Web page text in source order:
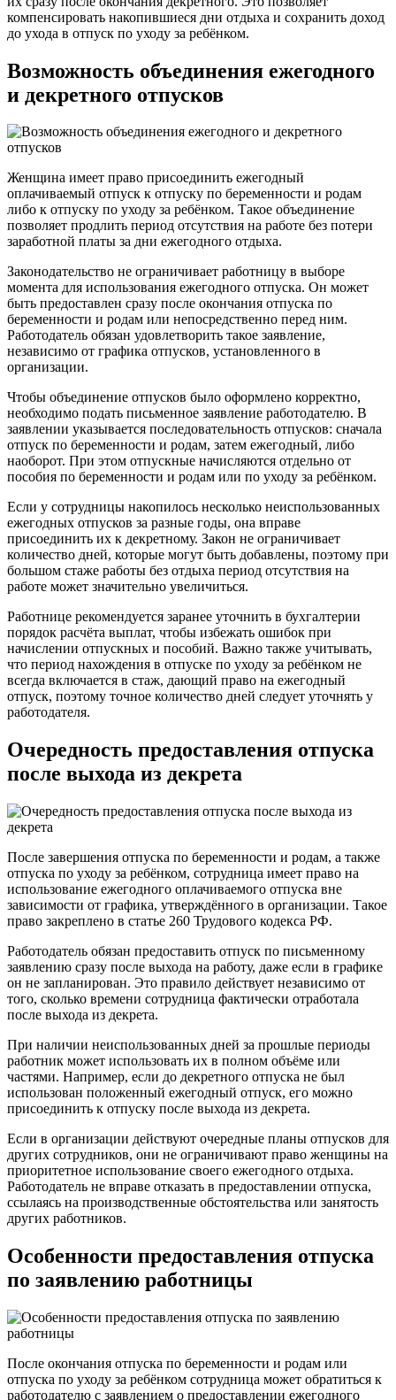
компенсировать накопившиеся дни отдыха и сохранить доход
до ухода в отпуск по уходу за ребёнком.
Возможность объединения ежегодного
и декретного отпусков
Женщина имеет право присоединить ежегодный
оплачиваемый отпуск к отпуску по беременности и родам
либо к отпуску по уходу за ребёнком. Такое объединение
позволяет продлить период отсутствия на работе без потери
заработной платы за дни ежегодного отдыха.
Законодательство не ограничивает работницу в выборе
момента для использования ежегодного отпуска. Он может
быть предоставлен сразу после окончания отпуска по
беременности и родам или непосредственно перед ним.
Работодатель обязан удовлетворить такое заявление,
независимо от графика отпусков, установленного в
организации.
Чтобы объединение отпусков было оформлено корректно,
необходимо подать письменное заявление работодателю. В
заявлении указывается последовательность отпусков: сначала
отпуск по беременности и родам, затем ежегодный, либо
наоборот. При этом отпускные начисляются отдельно от
пособия по беременности и родам или по уходу за ребёнком.
Если у сотрудницы накопилось несколько неиспользованных
ежегодных отпусков за разные годы, она вправе
присоединить их к декретному. Закон не ограничивает
количество дней, которые могут быть добавлены, поэтому при
большом стаже работы без отдыха период отсутствия на
работе может значительно увеличиться.
Работнице рекомендуется заранее уточнить в бухгалтерии
порядок расчёта выплат, чтобы избежать ошибок при
начислении отпускных и пособий. Важно также учитывать,
что период нахождения в отпуске по уходу за ребёнком не
всегда включается в стаж, дающий право на ежегодный
отпуск, поэтому точное количество дней следует уточнять у
работодателя.
Очередность предоставления отпуска
после выхода из декрета
После завершения отпуска по беременности и родам, а также
отпуска по уходу за ребёнком, сотрудница имеет право на
использование ежегодного оплачиваемого отпуска вне
зависимости от графика, утверждённого в организации. Такое
право закреплено в статье 260 Трудового кодекса РФ.
Работодатель обязан предоставить отпуск по письменному
заявлению сразу после выхода на работу, даже если в графике
он не запланирован. Это правило действует независимо от
того, сколько времени сотрудница фактически отработала
после выхода из декрета.
При наличии неиспользованных дней за прошлые периоды
работник может использовать их в полном объёме или
частями. Например, если до декретного отпуска не был
использован положенный ежегодный отпуск, его можно
присоединить к отпуску после выхода из декрета.
Если в организации действуют очередные планы отпусков для
других сотрудников, они не ограничивают право женщины на
приоритетное использование своего ежегодного отдыха.
Работодатель не вправе отказать в предоставлении отпуска,
ссылаясь на производственные обстоятельства или занятость
других работников.
Особенности предоставления отпуска
по заявлению работницы
После окончания отпуска по беременности и родам или
отпуска по уходу за ребёнком сотрудница может обратиться к
работодателю с заявлением о предоставлении ежегодного